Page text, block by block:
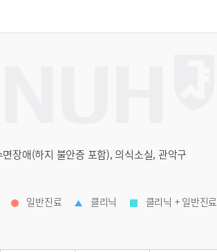
장애(하지 불안증 포함), 의식소실, 관악구
일반진료 클리닉 클리닉 + 일반진료